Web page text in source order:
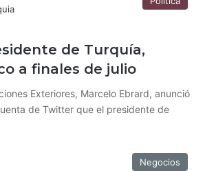
de Turquía,
a finales de julio
Exteriores, Marcelo Ebrard, anunció
de Twitter que el presidente de
Negocios